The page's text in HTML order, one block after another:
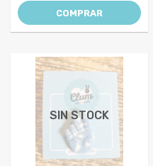
COMPRAR
SIN STOCK